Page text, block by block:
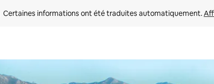
Certaines informations ont été traduites automatiquement.